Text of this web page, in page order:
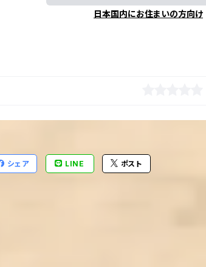
日本国内にお住まいの方向け
シェア LINE ポスト